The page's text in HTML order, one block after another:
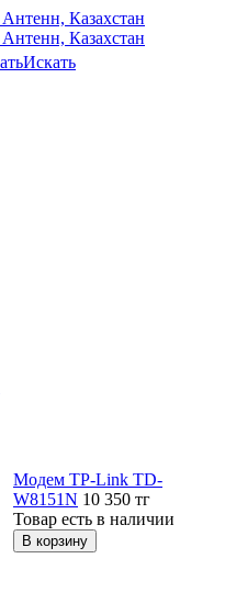
Искать
Модем TP-Link TD-
W8151N 10 350 тг
Товар есть в наличии